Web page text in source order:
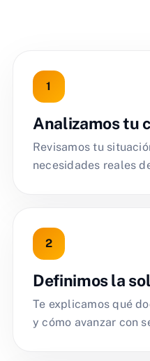
Analizamos tu
Revisamos tu
necesidades reales
Definimos la
Te explicamos qué
y cómo avanzar con